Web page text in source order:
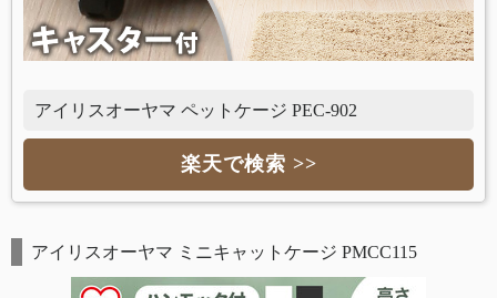
アイリスオーヤマ ペットケージ PEC-902
楽天で検索 >>
アイリスオーヤマ ミニキャットケージ PMCC115